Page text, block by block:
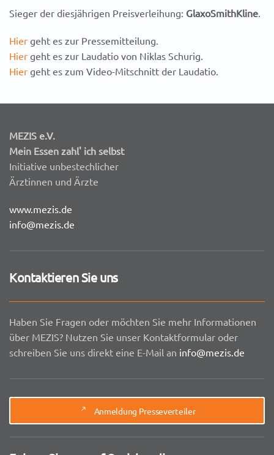
Sieger der diesjährigen Preisverleihung: GlaxoSmithKline
Hier geht es zur Pressemitteilung.
Hier geht es zur Laudatio von Niklas Schurig.
Hier geht es zum Video-Mitschnitt der Laudatio.
MEZIS e.V.
Mein Essen zahl' ich selbst
Initiative unbestechlicher
Ärztinnen und Ärzte
www.mezis.de
info@mezis.de
Kontaktieren Sie uns
Haben Sie Fragen oder möchten Sie mehr Informationen
über MEZIS? Nutzen Sie unser Kontaktformular oder
schreiben Sie uns direkt eine E-Mail an info@mezis.de
Anmeldung Presseverteiler